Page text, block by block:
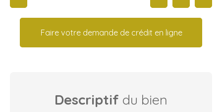
Faire votre demande de crédit en ligne
Descriptif du bien